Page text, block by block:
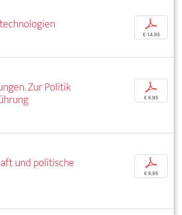
p
€ 14,95
Zur Politik
p
€ 9,95
und politische
p
€ 9,95